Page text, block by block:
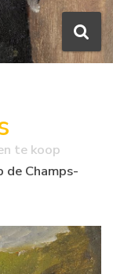
te koop
de Champs-